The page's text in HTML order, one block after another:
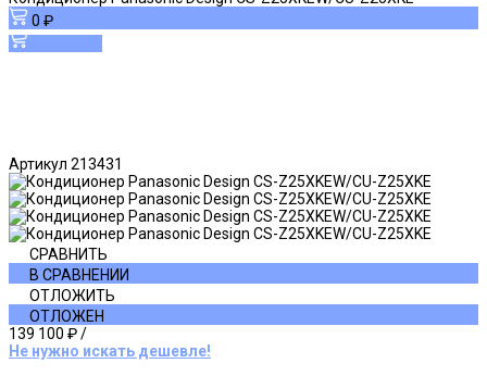
0 ₽
Артикул 213431
СРАВНИТЬ
В СРАВНЕНИИ
ОТЛОЖИТЬ
ОТЛОЖЕН
139 100 ₽/
Не нужно искать дешевле!